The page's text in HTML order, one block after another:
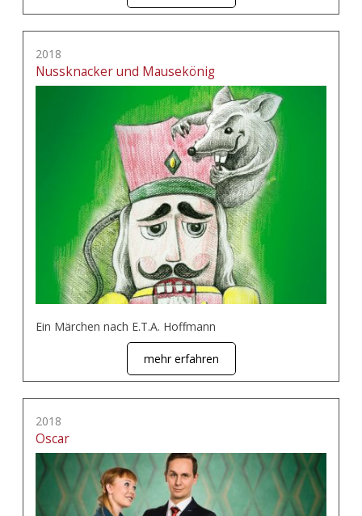
2018
Nussknacker und Mausekönig
Ein Märchen nach E.T.A. Hoffmann
mehr erfahren
2018
Oscar